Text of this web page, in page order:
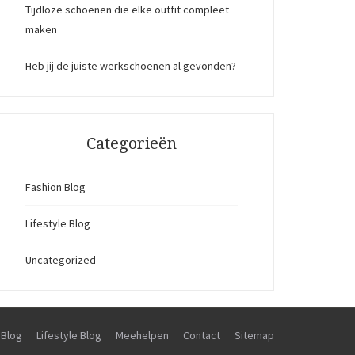
Tijdloze schoenen die elke outfit compleet
maken
Heb jij de juiste werkschoenen al gevonden?
Categorieën
Fashion Blog
Lifestyle Blog
Uncategorized
Lifestyle Blog Meehelpen Contact Sitemap